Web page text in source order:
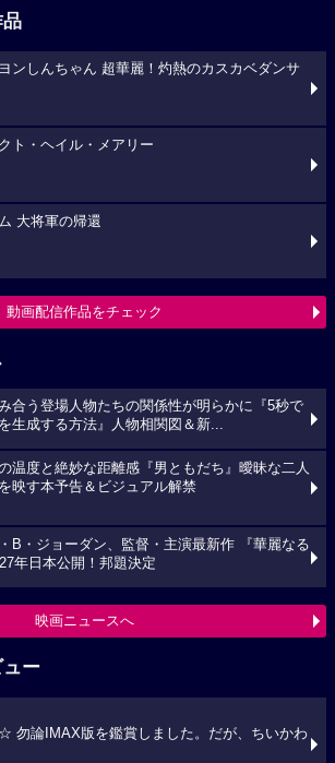
ンしんちゃん 超華麗！灼熱のカスカベダンサ
ト・ヘイル・メアリー
大将軍の帰還
動画配信作品をチェック
合う登場人物たちの関係性が明らかに『5秒で
生成する方法』人物相関図＆新...
温度と絶妙な距離感『男ともだち』曖昧な二人
映す本予告＆ビジュアル解禁
B・ジョーダン、監督・主演最新作 『華麗なる
年日本公開！邦題決定
映画ニュースへ
ー
☆ 勿論IMAX版を鑑賞しました。だが、ちいかわ